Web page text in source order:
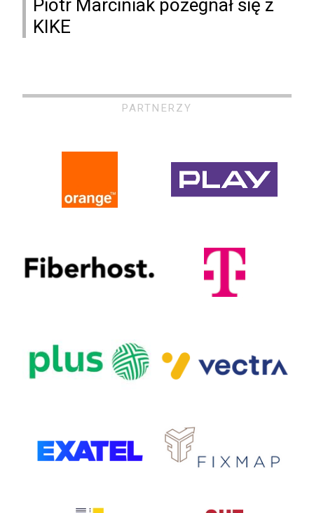
Piotr Marciniak pożegnał się z
KIKE
PARTNERZY